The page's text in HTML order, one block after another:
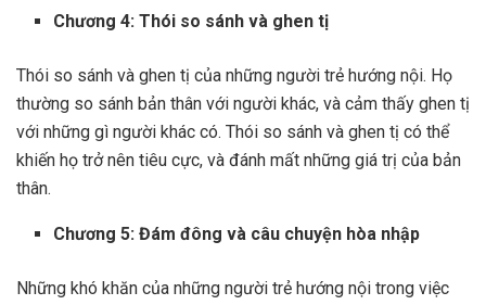
Chương 4: Thói so sánh và ghen tị
Thói so sánh và ghen tị của những người trẻ hướng nội. Họ
thường so sánh bản thân với người khác, và cảm thấy ghen tị
với những gì người khác có. Thói so sánh và ghen tị có thể
khiến họ trở nên tiêu cực, và đánh mất những giá trị của bản
thân.
Chương 5: Đám đông và câu chuyện hòa nhập
Những khó khăn của những người trẻ hướng nội trong việc